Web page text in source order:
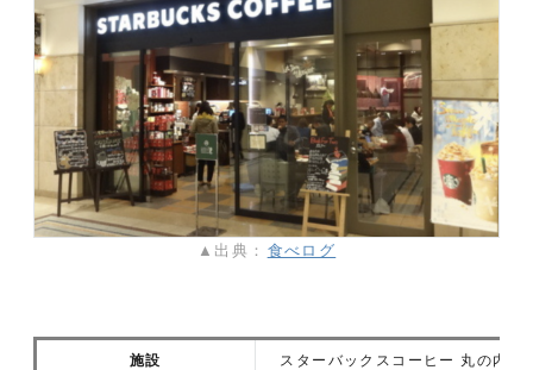
▲出典： 食べログ
施設 スターバックスコーヒー 丸の内ビ